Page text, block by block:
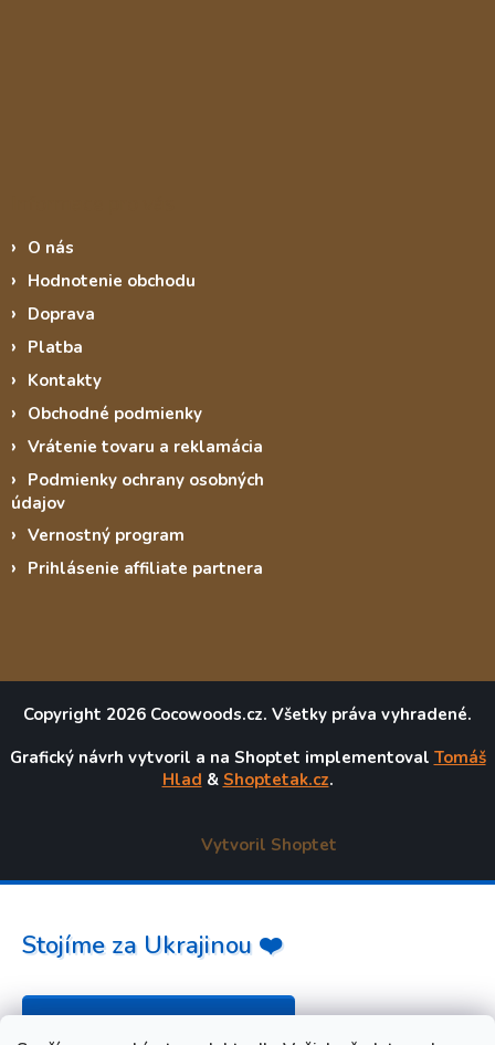
O nás
Hodnotenie obchodu
Doprava
Platba
Kontakty
Obchodné podmienky
Vrátenie tovaru a reklamácia
Podmienky ochrany osobných
údajov
Vernostný program
Prihlásenie affiliate partnera
Copyright 2026 Cocowoods.cz. Všetky práva vyhradené.
Grafický návrh vytvoril a na Shoptet implementoval Tomáš
Hlad & Shoptetak.cz.
Vytvoril Shoptet
Stojíme za Ukrajinou ❤️